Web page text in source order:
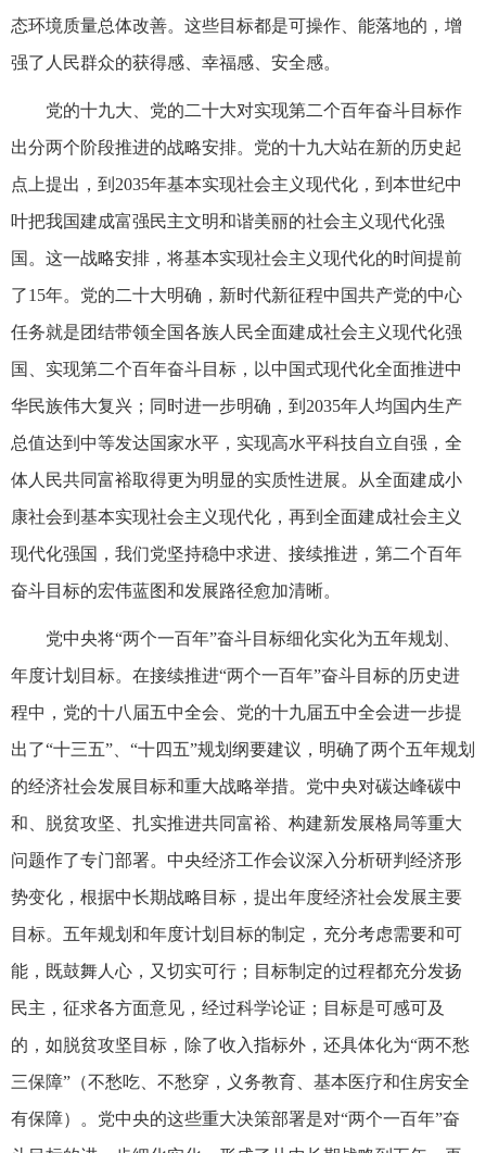
态环境质量总体改善。这些目标都是可操作、能落地的，增
强了人民群众的获得感、幸福感、安全感。
党的十九大、党的二十大对实现第二个百年奋斗目标作
出分两个阶段推进的战略安排。党的十九大站在新的历史起
点上提出，到2035年基本实现社会主义现代化，到本世纪中
叶把我国建成富强民主文明和谐美丽的社会主义现代化强
国。这一战略安排，将基本实现社会主义现代化的时间提前
了15年。党的二十大明确，新时代新征程中国共产党的中心
任务就是团结带领全国各族人民全面建成社会主义现代化强
国、实现第二个百年奋斗目标，以中国式现代化全面推进中
华民族伟大复兴；同时进一步明确，到2035年人均国内生产
总值达到中等发达国家水平，实现高水平科技自立自强，全
体人民共同富裕取得更为明显的实质性进展。从全面建成小
康社会到基本实现社会主义现代化，再到全面建成社会主义
现代化强国，我们党坚持稳中求进、接续推进，第二个百年
奋斗目标的宏伟蓝图和发展路径愈加清晰。
党中央将“两个一百年”奋斗目标细化实化为五年规划、
年度计划目标。在接续推进“两个一百年”奋斗目标的历史进
程中，党的十八届五中全会、党的十九届五中全会进一步提
出了“十三五”、“十四五”规划纲要建议，明确了两个五年规划
的经济社会发展目标和重大战略举措。党中央对碳达峰碳中
和、脱贫攻坚、扎实推进共同富裕、构建新发展格局等重大
问题作了专门部署。中央经济工作会议深入分析研判经济形
势变化，根据中长期战略目标，提出年度经济社会发展主要
目标。五年规划和年度计划目标的制定，充分考虑需要和可
能，既鼓舞人心，又切实可行；目标制定的过程都充分发扬
民主，征求各方面意见，经过科学论证；目标是可感可及
的，如脱贫攻坚目标，除了收入指标外，还具体化为“两不愁
三保障”（不愁吃、不愁穿，义务教育、基本医疗和住房安全
有保障）。党中央的这些重大决策部署是对“两个一百年”奋